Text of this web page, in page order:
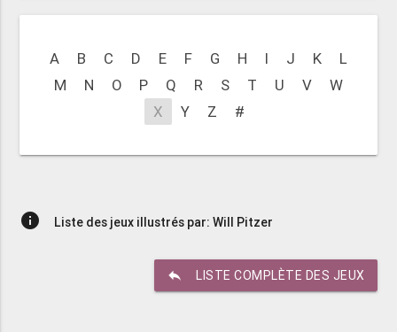
A B C D E F G H I J K
L
M
N O P Q R S T U V
W
X
Y Z #
info Liste des jeux illustrés par: Will Pitzer
reply LISTE COMPLÈTE DES JEUX